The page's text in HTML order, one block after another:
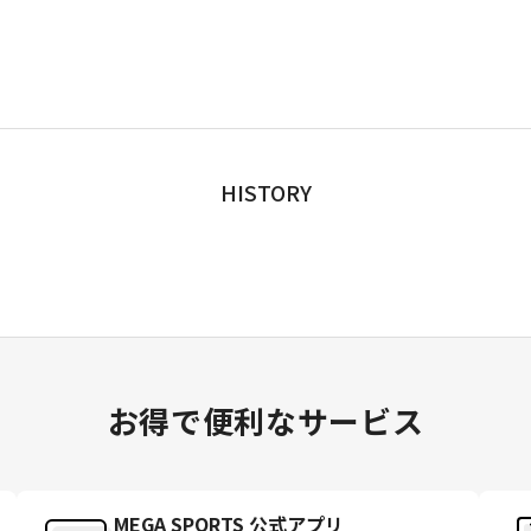
HISTORY
お得で便利なサービス
MEGA SPORTS 公式アプリ